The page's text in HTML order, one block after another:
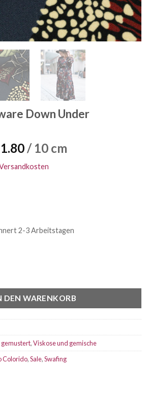
Down Under
1.80Aktueller
Preis
ist:
/ 10 cm
2-3 Arbeitstagen
DEN WARENKORB
,Viskose und gemische
Colorido,Sale,Swafing